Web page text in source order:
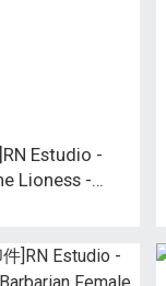
Estudio -
Lioness -
32mm